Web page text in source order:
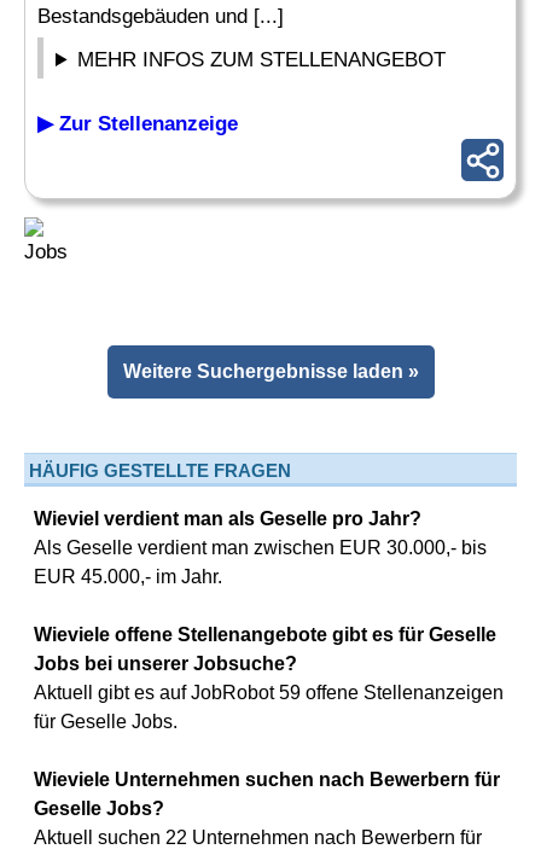
Bestandsgebäuden und [...]
MEHR INFOS ZUM STELLENANGEBOT
▶ Zur Stellenanzeige
Weitere Suchergebnisse laden »
HÄUFIG GESTELLTE FRAGEN
Wieviel verdient man als Geselle pro Jahr?
Als Geselle verdient man zwischen EUR 30.000,- bis
EUR 45.000,- im Jahr.
Wieviele offene Stellenangebote gibt es für Geselle
Jobs bei unserer Jobsuche?
Aktuell gibt es auf JobRobot 59 offene Stellenanzeigen
für Geselle Jobs.
Wieviele Unternehmen suchen nach Bewerbern für
Geselle Jobs?
Aktuell suchen 22 Unternehmen nach Bewerbern für